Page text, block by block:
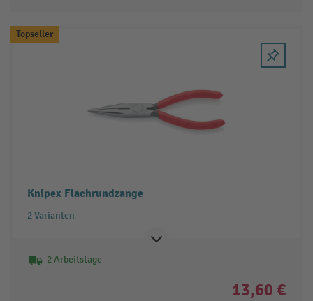
Topseller
Knipex Flachrundzange
2 Varianten
2 Arbeitstage
13,60 €